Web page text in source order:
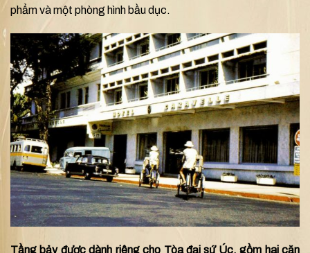
phẩm và một phòng hình bầu dục.
Tầng bảy được dành riêng cho Tòa đại sứ Úc, gồm hai căn